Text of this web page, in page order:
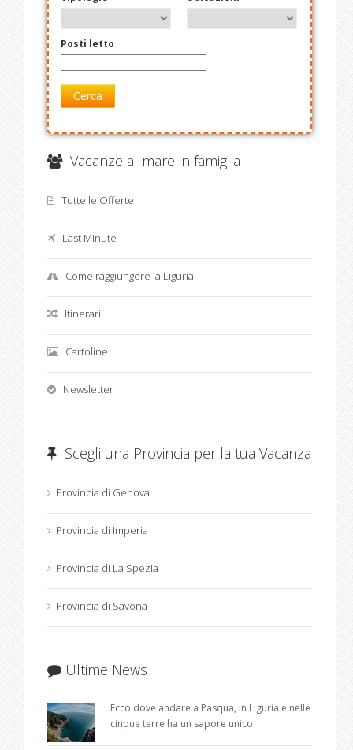
Posti letto
Cerca
Vacanze al mare in famiglia
Tutte le Offerte
Last Minute
Come raggiungere la Liguria
Itinerari
Cartoline
Newsletter
Scegli una Provincia per la tua Vacanza
Provincia di Genova
Provincia di Imperia
Provincia di La Spezia
Provincia di Savona
Ultime News
Ecco dove andare a Pasqua, in Liguria e nelle
cinque terre ha un sapore unico